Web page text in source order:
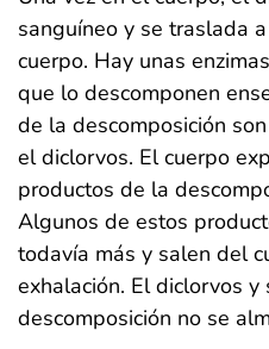
sanguíneo y se traslada
cuerpo. Hay unas
que lo descomponen
de la descomposición
el diclorvos. El cuerpo
productos de la
Algunos de estos
todavía más y salen del
exhalación. El diclorvos
descomposición no se